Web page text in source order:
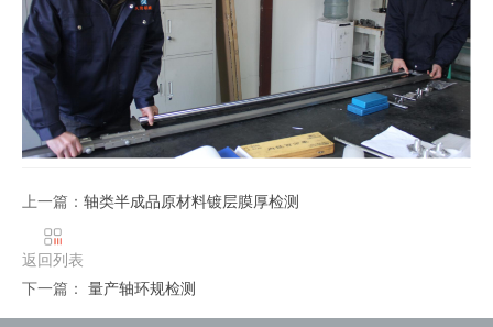
上一篇： 轴类半成品原材料镀层膜厚检测
返回列表
下一篇： 量产轴环规检测